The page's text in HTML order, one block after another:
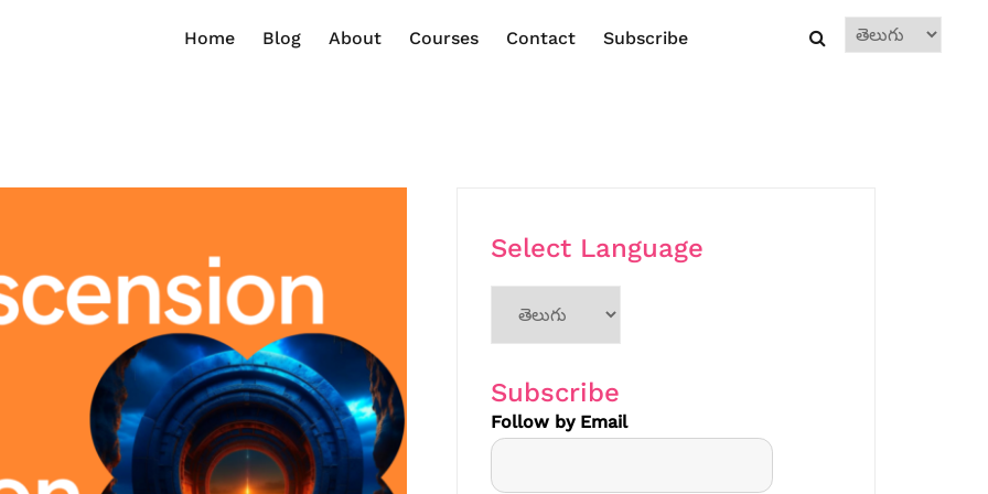
Home Blog About Courses Contact Subscribe
Choose
a
Select Language
Choose
language
Subscribe
Follow by Email